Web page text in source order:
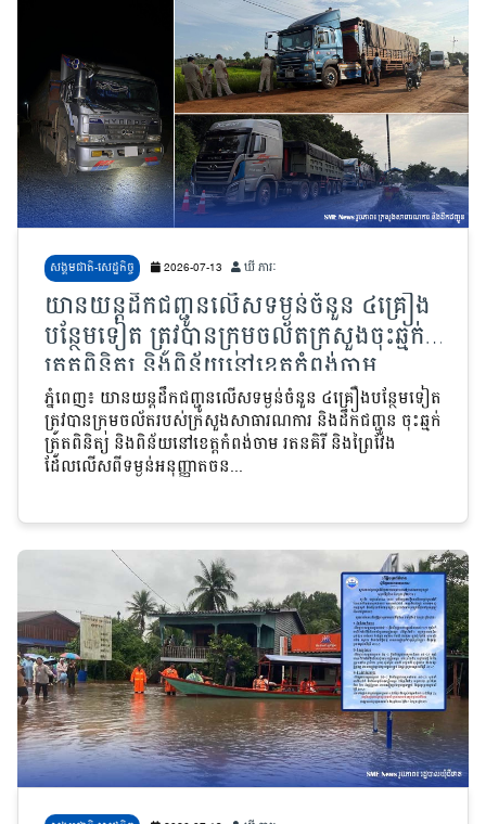
សង្គមជាតិ-សេដ្ឋកិច្ច 2026-07-13 ឃី ភារៈ
យានយន្តដឹកជញ្ជូនលើសទម្ងន់ចំនួន ៤គ្រឿង
បន្ថែមទៀត ត្រូវបានក្រុមចល័តក្រសួងចុះឆ្មក់
ត្រួតពិនិត្យ និងពិន័យនៅខេត្តកំពង់ចាម
រតនគិរី និងព្រៃវែង
ភ្នំពេញ៖ យានយន្តដឹកជញ្ជូនលើសទម្ងន់ចំនួន ៤គ្រឿងបន្ថែមទៀត
ត្រូវបានក្រុមចល័តរបស់ក្រសួងសាធារណការ និងដឹកជញ្ជូន ចុះឆ្មក់
ត្រួតពិនិត្យ និងពិន័យនៅខេត្តកំពង់ចាម រតនគិរី និងព្រៃវែង
ដែលលើសពីទម្ងន់អនុញ្ញាតចន...